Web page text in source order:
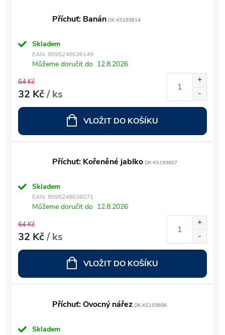
Příchuť: Banán DK-KS193614
Skladem
EAN: 8595248636149
Můžeme doručit do 12.8.2026
64 Kč
32 Kč/ ks
VLOŽIT DO KOŠÍKU
Příchuť: Kořeněné jablko DK-KS193607
Skladem
EAN: 8595248636071
Můžeme doručit do 12.8.2026
64 Kč
32 Kč/ ks
VLOŽIT DO KOŠÍKU
Příchuť: Ovocný nářez DK-KS193606
Skladem